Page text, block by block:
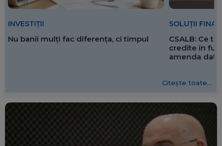
INVESTIȚII
Nu banii mulți fac diferența, ci timpul
SOLUȚII
CSALB: Ce
credite în
amenda
Citește toate...